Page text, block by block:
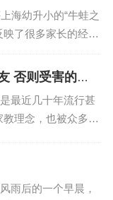
幼升小的“牛蛙之
映了很多家长的经
颇有代表性，很多
否则受害的还
最近几十年流行甚
理念，也被众多家
这样想，这样做。
...雨后的一个早晨，